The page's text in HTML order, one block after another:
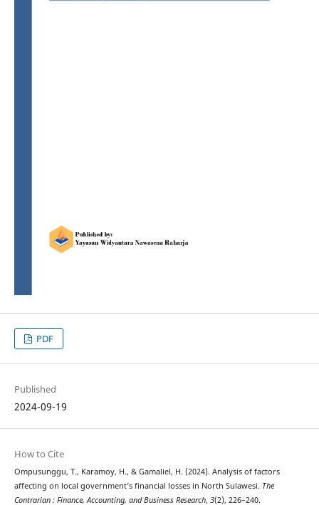
PDF
Published
2024-09-19
How to Cite
Ompusunggu, T., Karamoy, H., & Gamaliel, H. (2024). Analysis of factors
affecting on local government’s financial losses in North Sulawesi. The
Contrarian : Finance, Accounting, and Business Research, 3(2), 226–240.